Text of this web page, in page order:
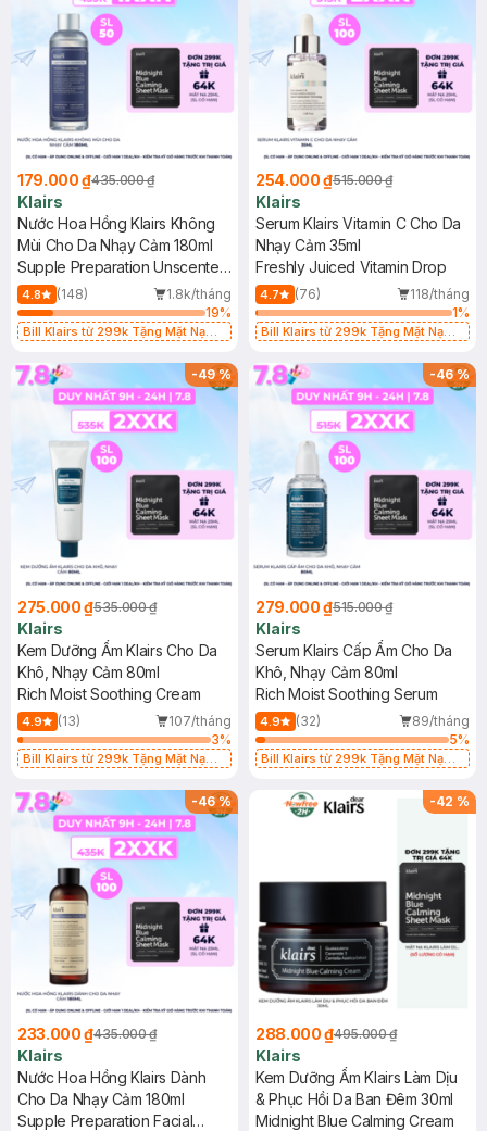
179.000 ₫435.000 ₫
Klairs
Nước Hoa Hồng Klairs Không
Mùi Cho Da Nhạy Cảm 180ml
Supple Preparation Unscented
Toner
4.8 (148)
1.8k/tháng
19%
Bill Klairs từ 299k Tặng Mặt Nạ
25ml (SL Có Hạn)
254.000 ₫515.000 ₫
Klairs
Serum Klairs Vitamin C Cho Da
Nhạy Cảm 35ml
Freshly Juiced Vitamin Drop
4.7 (76)
118/tháng
1%
Bill Klairs từ 299k Tặng Mặt Nạ
25ml (SL Có Hạn)
-49%
275.000 ₫535.000 ₫
Klairs
Kem Dưỡng Ẩm Klairs Cho Da
Khô, Nhạy Cảm 80ml
Rich Moist Soothing Cream
4.9 (13)
107/tháng
3%
Bill Klairs từ 299k Tặng Mặt Nạ
25ml (SL Có Hạn)
-46%
279.000 ₫515.000 ₫
Klairs
Serum Klairs Cấp Ẩm Cho Da
Khô, Nhạy Cảm 80ml
Rich Moist Soothing Serum
4.9 (32)
89/tháng
5%
Bill Klairs từ 299k Tặng Mặt Nạ
25ml (SL Có Hạn)
-46%
233.000 ₫435.000 ₫
Klairs
Nước Hoa Hồng Klairs Dành
Cho Da Nhạy Cảm 180ml
Supple Preparation Facial
-42 %
288.000 ₫495.000 ₫
Klairs
Kem Dưỡng Ẩm Klairs Làm Dịu
& Phục Hồi Da Ban Đêm 30ml
Midnight Blue Calming Cream